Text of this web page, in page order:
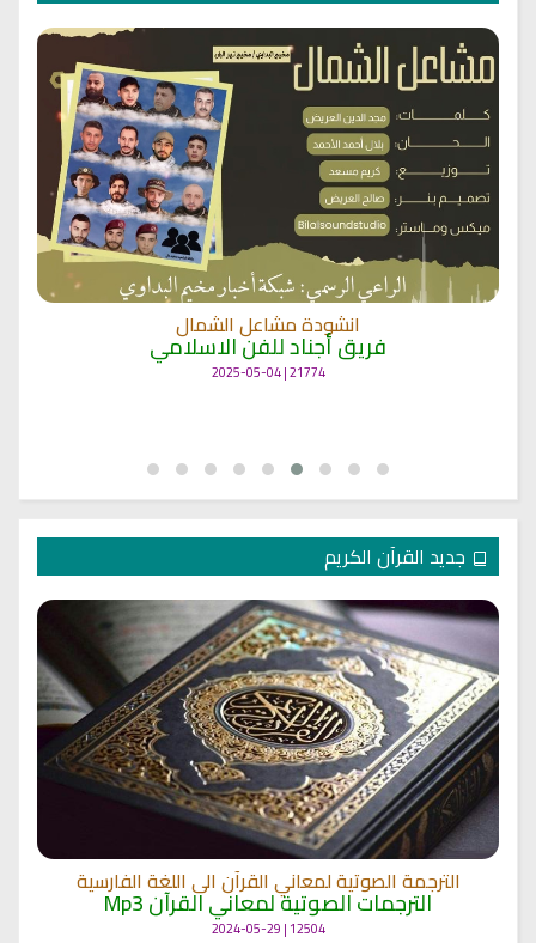
انشودة مشاعل الشمال
فريق أجناد للفن الاسلامي
21774 | 2025-05-04
جديد القرآن الكريم
الترجمة الصوتية لمعاني القرآن الى اللغة الفارسية
الترجمات الصوتية لمعاني القرآن Mp3
12504 | 2024-05-29